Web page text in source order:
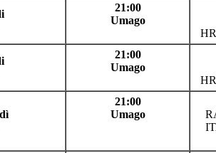
21:00
Umago
21:00
Umago
21:00
Umago